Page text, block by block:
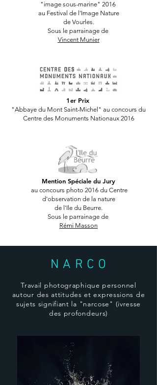
"image sous-marine" 2016
au Festival de l'Image Nature
de Vourles.
Sous le parrainage de
Vincent Munier
1er Prix
"Abbaye du Mont Saint-Michel" au concours du
Centre des Monuments Nationaux 2016
Mention Spéciale du Jury
au concours photo 2016 du Centre
d'observation de la nature
de l'Ile du Beurre.
Sous le parrainage de
Rémi Masson
N A R C O
Travail photographique personnel
autour des attitudes et expressions de
sujets signifiant la "narcose" (ivresse
des profondeurs)